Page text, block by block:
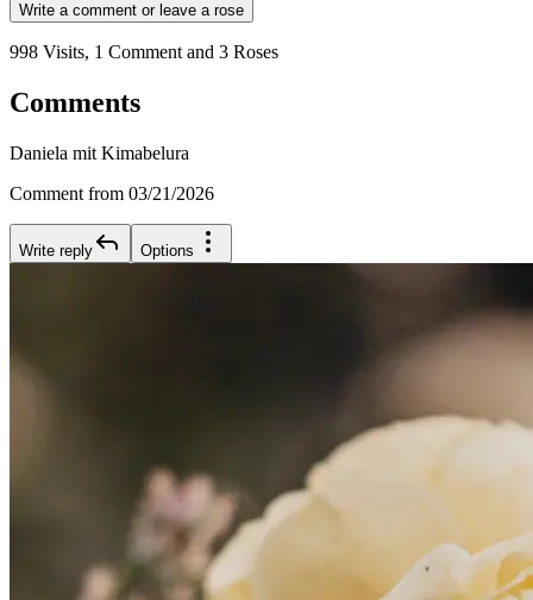
Write a comment or leave a rose
998 Visits, 1 Comment and 3 Roses
Comments
Daniela mit Kimabelura
Comment from 03/21/2026
Write reply Options